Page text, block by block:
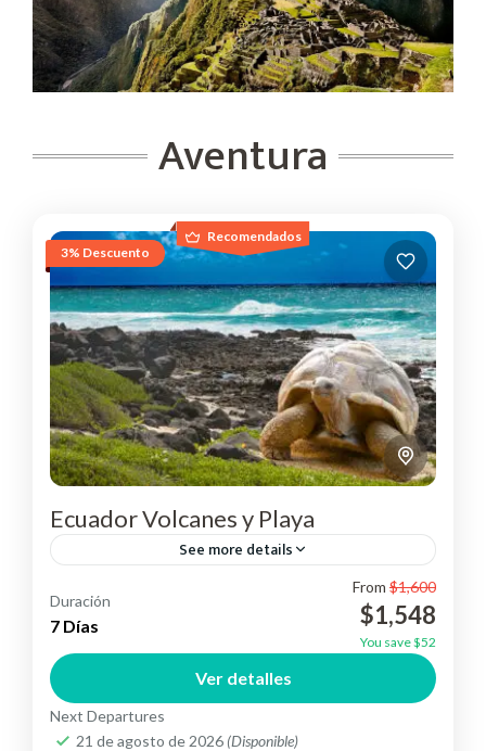
Aventura
Recomendados
3% Descuento
Ecuador Volcanes y Playa
See more details
Conoce, la selva Ecuatoriana, su volcán Cotopaxi,
el mas popular del País, sus islas encantadas
"Galápagos" y su capital.
Ecuador,Suramérica
Easy
Duración
7 Días
From $1,600
$1,548
You save $52
Ver detalles
Next Departures
21 de agosto de 2026 (Disponible)